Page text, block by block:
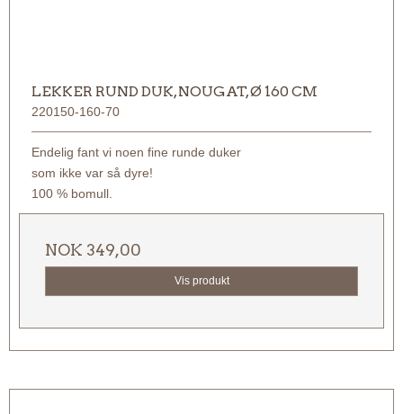
LEKKER RUND DUK, NOUGAT, Ø 160 CM
220150-160-70
Endelig fant vi noen fine runde duker
som ikke var så dyre!
100 % bomull.
NOK 349,00
Vis produkt